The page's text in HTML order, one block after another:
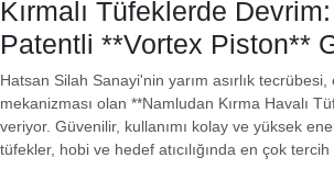
Kırmalı Tüfeklerde
Patentli **Vortex Piston**
Hatsan Silah Sanayi'nin yarım asırlık
mekanizması olan **Namludan Kırma Havalı
veriyor. Güvenilir, kullanımı kolay ve yüksek
tüfekler, hobi ve hedef atıcılığında en çok